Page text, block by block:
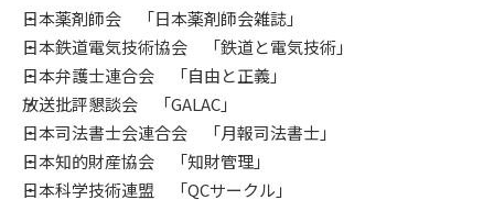
日本薬剤師会 「日本薬剤師会雑誌」
日本鉄道電気技術協会 「鉄道と電気技術」
日本弁護士連合会 「自由と正義」
放送批評懇談会 「GALAC」
日本司法書士会連合会 「月報司法書士」
日本知的財産協会 「知財管理」
日本科学技術連盟 「QCサークル」